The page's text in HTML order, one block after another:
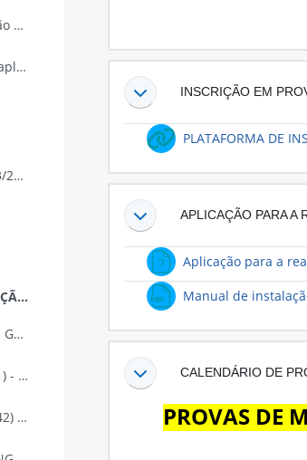
Aplicação para a realização das provas - Download (atualizado em 7.5.2025)
Manual de instalação da aplicação das Provas
Despacho Normativo n.º 3/2026
PROVAS DE MONITORIZAÇÃO DA APRENDIZAGEM (ModA) 4.º e 6.º ano
INFORMAÇÃO DE PROVA - GERAL (4.º e 6.º ano)
4. º ANO - PORTUGUÊS (41) - INFORMAÇÃO DE PROVA
4. º ANO - MATEMÁTICA (42) - INFORMAÇÃO DE PROVA
INSCRIÇÃO EM
PLATAFORMA DE
APLICAÇÃO PARA A
Aplicação para a
Manual de
CALENDÁRIO DE
PROVAS DE